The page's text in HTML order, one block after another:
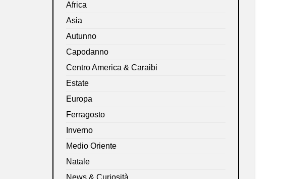
Africa
Asia
Autunno
Capodanno
Centro America & Caraibi
Estate
Europa
Ferragosto
Inverno
Medio Oriente
Natale
News & Curiosità